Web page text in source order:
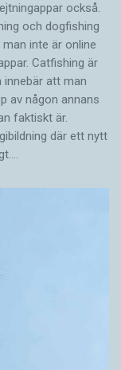
också.
och dogfishing
inte är online
Catfishing är
innebär att man
av någon annans
faktiskt är.
där ett nytt